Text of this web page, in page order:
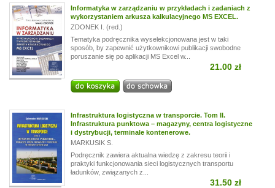
Informatyka w zarządzaniu w przykładach i zadaniach z
wykorzystaniem arkusza kalkulacyjnego MS EXCEL.
ZDONEK I. (red.)
Tematyka podręcznika wyselekcjonowana jest w taki
sposób, by zapewnić użytkownikowi publikacji swobodne
poruszanie się po aplikacji MS Excel w...
21.00 zł
Infrastruktura logistyczna w transporcie. Tom II.
Infrastruktura punktowa – magazyny, centra logistyczne
i dystrybucji, terminale kontenerowe.
MARKUSIK S.
Podręcznik zawiera aktualna wiedzę z zakresu teorii i
praktyki funkcjonowania sieci logistycznych transportu
ładunków, związanych z...
31.50 zł